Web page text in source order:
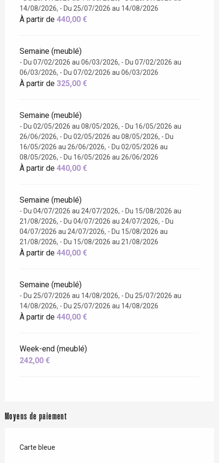
14/08/2026, - Du 25/07/2026 au 14/08/2026
À partir de 440,00 €
Semaine (meublé)
- Du 07/02/2026 au 06/03/2026, - Du 07/02/2026 au
06/03/2026, - Du 07/02/2026 au 06/03/2026
À partir de 325,00 €
Semaine (meublé)
- Du 02/05/2026 au 08/05/2026, - Du 16/05/2026 au
26/06/2026, - Du 02/05/2026 au 08/05/2026, - Du
16/05/2026 au 26/06/2026, - Du 02/05/2026 au
08/05/2026, - Du 16/05/2026 au 26/06/2026
À partir de 440,00 €
Semaine (meublé)
- Du 04/07/2026 au 24/07/2026, - Du 15/08/2026 au
21/08/2026, - Du 04/07/2026 au 24/07/2026, - Du
04/07/2026 au 24/07/2026, - Du 15/08/2026 au
21/08/2026, - Du 15/08/2026 au 21/08/2026
À partir de 440,00 €
Semaine (meublé)
- Du 25/07/2026 au 14/08/2026, - Du 25/07/2026 au
14/08/2026, - Du 25/07/2026 au 14/08/2026
À partir de 440,00 €
Week-end (meublé)
242,00 €
Moyens de paiement
Carte bleue